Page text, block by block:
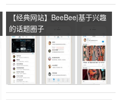
【经典网站】BeeBee|基于兴趣
的话题圈子